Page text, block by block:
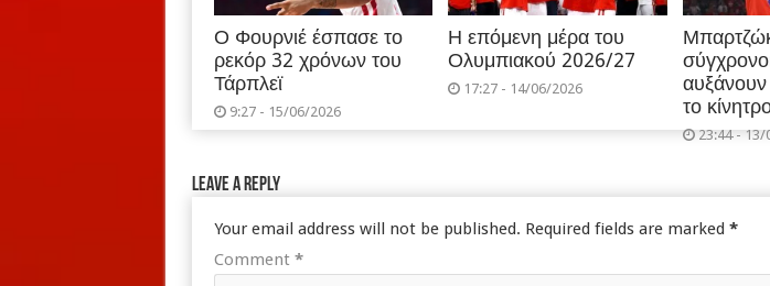
Ο Φουρνιέ έσπασε το
ρεκόρ 32 χρόνων του
Τάρπλεϊ
9:27 - 15/06/2026
Η επόμενη μέρα του
Ολυμπιακού 2026/27
17:27 - 14/06/2026
το
23:44 - 13/
Leave a Reply
Your email address will not be published. Required fields are marked *
Comment *